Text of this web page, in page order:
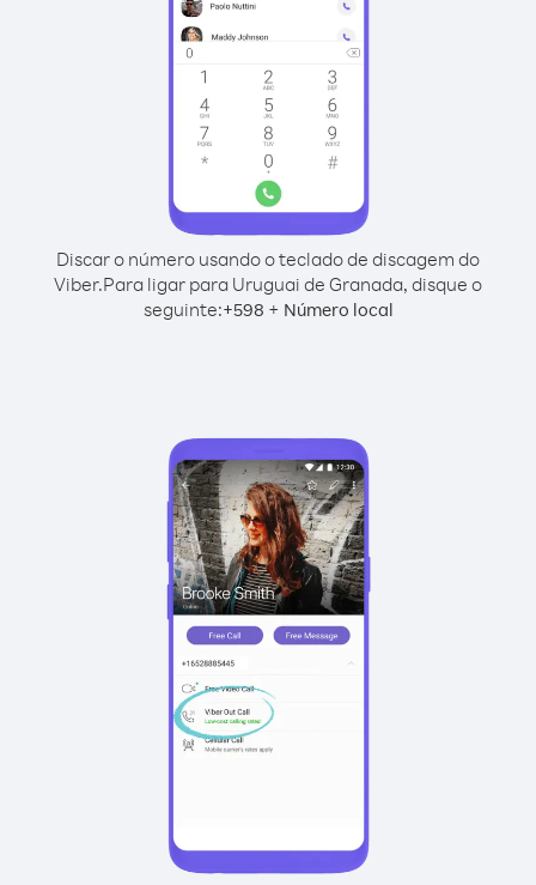
Discar o número usando o teclado de discagem do
Viber.Para ligar para Uruguai de Granada, disque o
seguinte:+598 + Número local